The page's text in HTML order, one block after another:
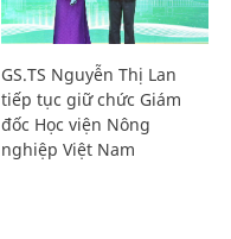
GS.TS Nguyễn Thị Lan
tiếp tục giữ chức Giám
đốc Học viện Nông
nghiệp Việt Nam